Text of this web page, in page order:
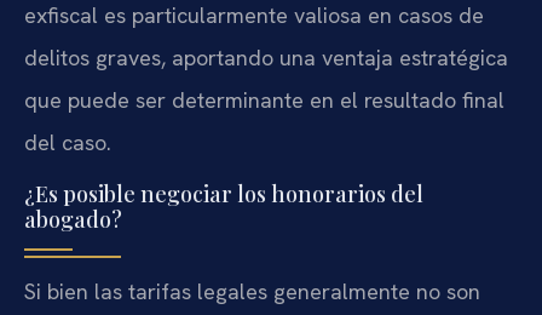
exfiscal es particularmente valiosa en casos de
delitos graves, aportando una ventaja estratégica
que puede ser determinante en el resultado final
del caso.
¿Es posible negociar los honorarios del
abogado?
Si bien las tarifas legales generalmente no son